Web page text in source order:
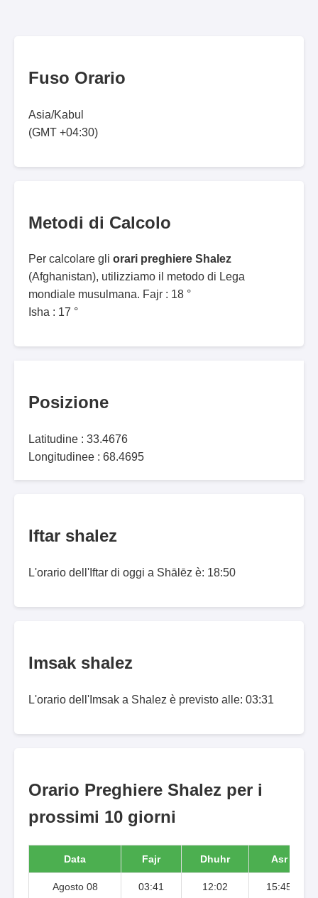
Fuso Orario
Asia/Kabul
(GMT +04:30)
Metodi di Calcolo
Per calcolare gli orari preghiere Shalez
(Afghanistan), utilizziamo il metodo di Lega
mondiale musulmana. Fajr : 18 °
Isha : 17 °
Posizione
Latitudine : 33.4676
Longitudinee : 68.4695
Iftar shalez
L'orario dell'Iftar di oggi a Shālēz è: 18:50
Imsak shalez
L'orario dell'Imsak a Shalez è previsto alle: 03:31
Orario Preghiere Shalez per i
prossimi 10 giorni
Data Fajr Dhuhr Asr
Agosto 08 03:41 12:02 15:45